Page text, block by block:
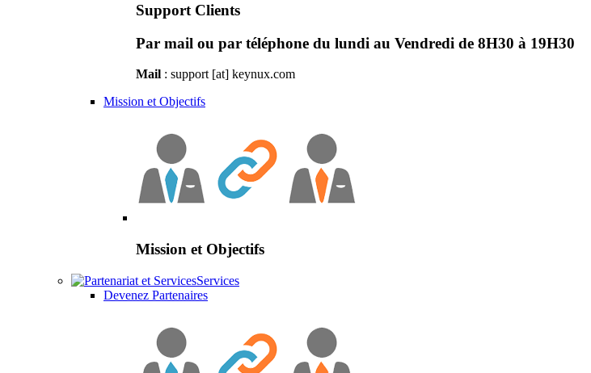
Support Clients
Par mail ou par téléphone du lundi au Vendredi de 8H30 à 19H30
Mail : support [at] keynux.com
Mission et Objectifs
Mission et Objectifs
Services
Devenez Partenaires